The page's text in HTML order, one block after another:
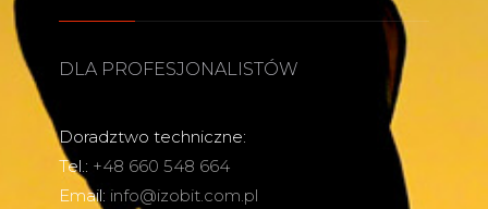
DLA PROFESJONALISTÓW
Doradztwo techniczne:
Tel.: +48 660 548 664
Email: info@izobit.com.pl